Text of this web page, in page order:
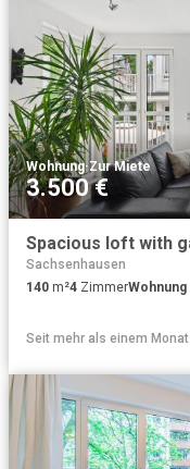
Wohnung·Zur Miete
3.500 €
Sachsenhausen
140 m²4 ZimmerWohnung
Seit mehr als einem Monat